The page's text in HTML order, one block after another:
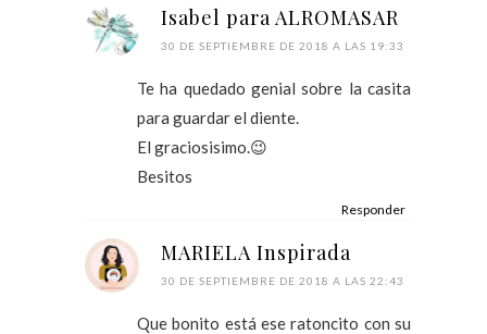
Isabel para ALROMASAR
30 DE SEPTIEMBRE DE 2018 A LAS 19:33
Te ha quedado genial sobre la casita
para guardar el diente.
El graciosisimo.😉
Besitos
Responder
MARIELA Inspirada
30 DE SEPTIEMBRE DE 2018 A LAS 22:43
Que bonito está ese ratoncito con su